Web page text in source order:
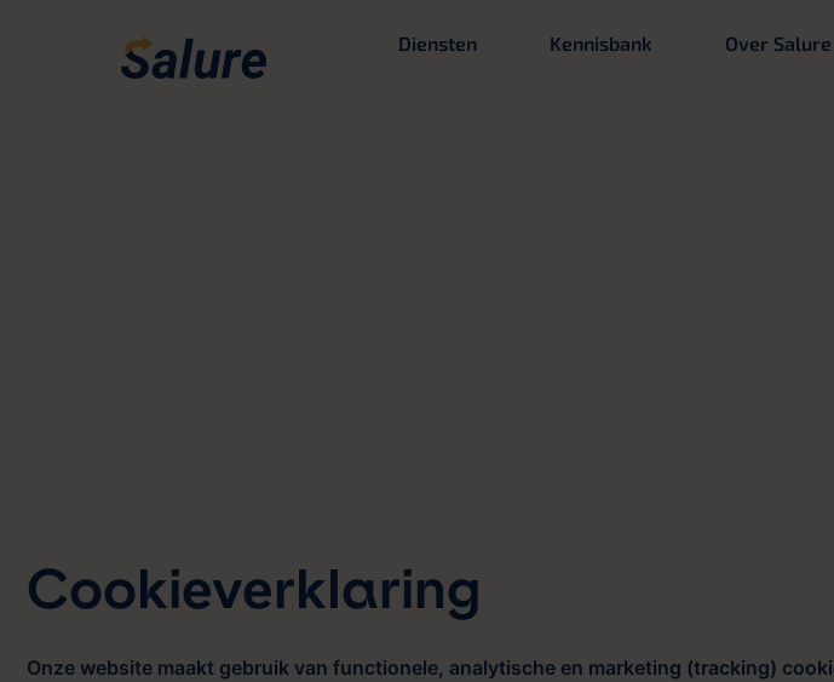
Diensten Kennisbank Over Salure
Cookieverklaring
Onze website maakt gebruik van functionele, analytische en marketing (tracking)